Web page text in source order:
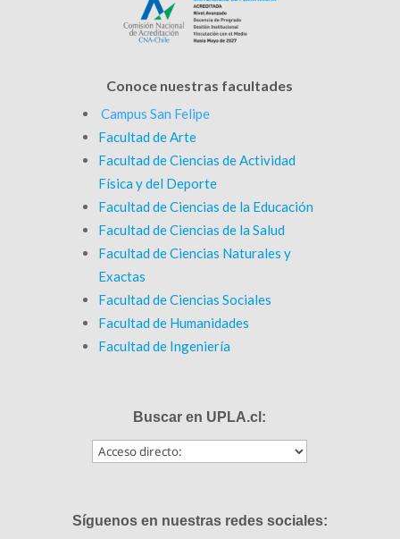
Conoce nuestras facultades
Campus San Felipe
Facultad de Arte
Facultad de Ciencias de Actividad
Física y del Deporte
Facultad de Ciencias de la Educación
Facultad de Ciencias de la Salud
Facultad de Ciencias Naturales y
Exactas
Facultad de Ciencias Sociales
Facultad de Humanidades
Facultad de Ingeniería
Buscar en UPLA.cl:
Síguenos en nuestras redes sociales: